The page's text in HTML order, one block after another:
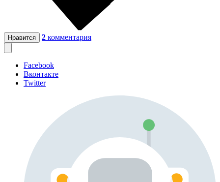
Нравится 2 комментария
Facebook
Вконтакте
Twitter